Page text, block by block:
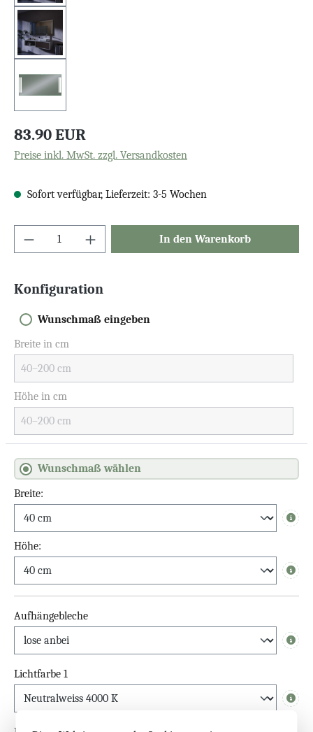
83.90 EUR
Preise inkl. MwSt. zzgl. Versandkosten
Sofort verfügbar, Lieferzeit: 3-5 Wochen
In den Warenkorb
Konfiguration
Wunschmaß eingeben
Breite in cm
Höhe in cm
Wunschmaß wählen
Breite:
Info
Höhe:
Info
Aufhängebleche
Info
Lichtfarbe 1
Info